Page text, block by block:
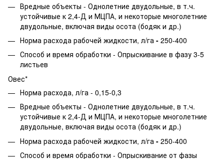
Вредные объекты - Однолетние двудольные, в т.ч.
устойчивые к 2,4-Д и МЦПА, и некоторые многолетние
двудольные, включая виды осота (бодяк и др.)
Норма расхода рабочей жидкости, л/га - 250-400
Способ и время обработки - Опрыскивание в фазу 3-5
листьев
Овес*
Норма расхода, л/га - 0,15-0,3
Вредные объекты - Однолетние двудольные, в т.ч.
устойчивые к 2,4-Д и МЦПА, и некоторые многолетние
двудольные, включая виды осота (бодяк и др.)
Норма расхода рабочей жидкости, л/га - 250-400
Способ и время обработки - Опрыскивание от фазы